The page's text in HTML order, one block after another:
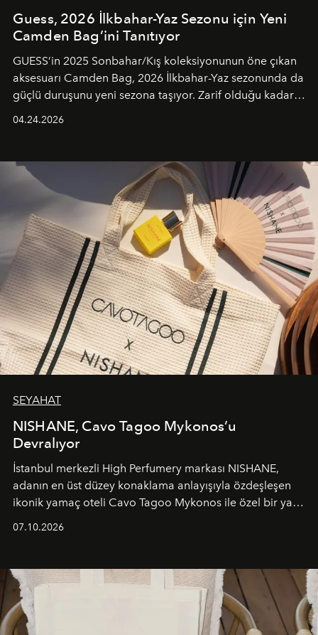
Guess, 2026 İlkbahar-Yaz Sezonu için Yeni
Camden Bag’ini Tanıtıyor
GUESS’in 2025 Sonbahar/Kış koleksiyonunun öne çıkan
aksesuarı Camden Bag, 2026 İlkbahar-Yaz sezonunda da
güçlü duruşunu yeni sezona taşıyor. Zarif olduğu kadar
04.24.2026
SEYAHAT
NISHANE, Cavo Tagoo Mykonos’u
Devralıyor
İstanbul merkezli High Perfumery markası NISHANE,
adanın en üst düzey konaklama anlayışıyla özdeşleşen
ikonik yamaç oteli Cavo Tagoo Mykonos ile özel bir yaz
buluşturarak markanın Cavo Tagoo’daki varlığını
sürükleyici ve mevsime özel bir deneyime dönüştürüyor.
07.10.2026